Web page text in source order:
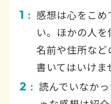
1 ： 感想は心をこめ
い。ほかの人を
名前や住所な
書いてはいけま
2 ： 読んでいなか